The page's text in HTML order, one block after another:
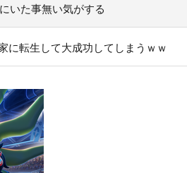
いた事無い気がする
に転生して大成功してしまうｗｗ